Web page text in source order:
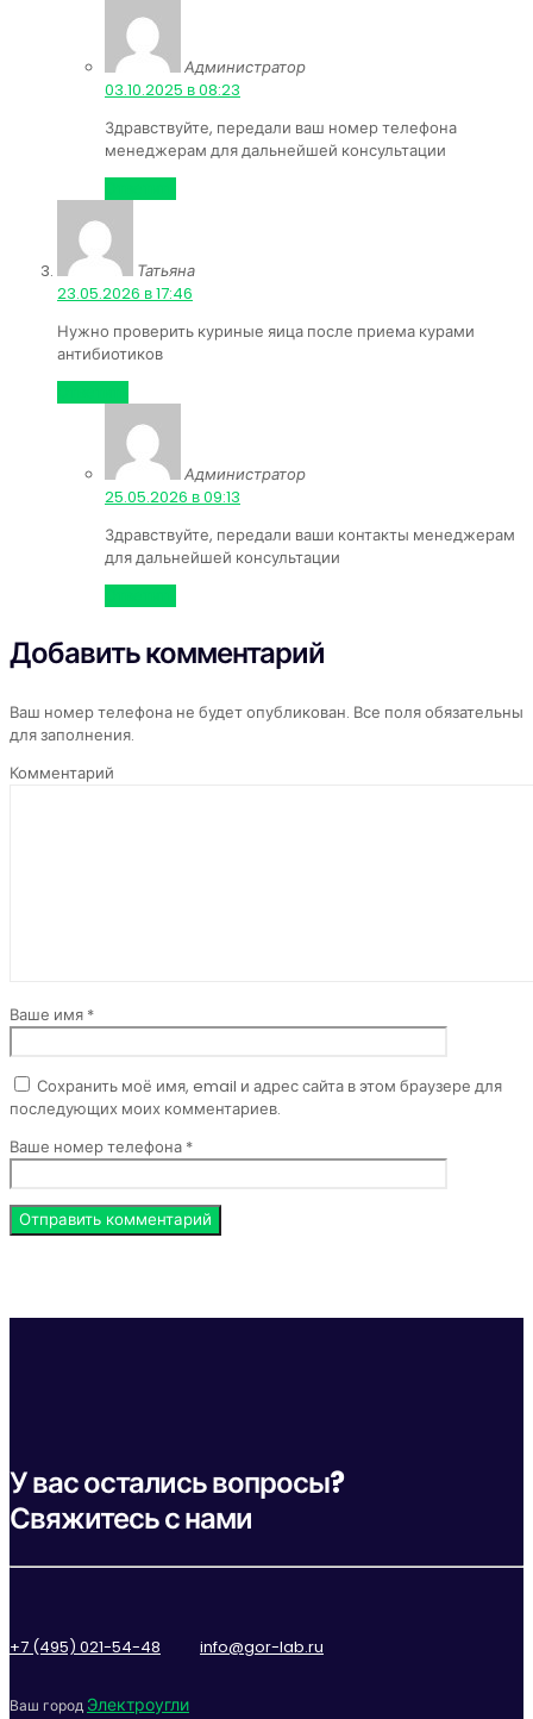
Администратор
03.10.2025 в 08:23
Здравствуйте, передали ваш номер телефона
менеджерам для дальнейшей консультации
Татьяна
23.05.2026 в 17:46
Нужно проверить куриные яица после приема курами
антибиотиков
Администратор
25.05.2026 в 09:13
Здравствуйте, передали ваши контакты менеджерам
для дальнейшей консультации
Добавить комментарий
Ваш номер телефона не будет опубликован. Все поля обязательны
для заполнения.
Комментарий
Ваше имя *
Сохранить моё имя, email и адрес сайта в этом браузере для
последующих моих комментариев.
Ваше номер телефона *
У вас остались вопросы?
Свяжитесь с нами
+7 (495) 021-54-48 info@gor-lab.ru
Ваш город Электроугли